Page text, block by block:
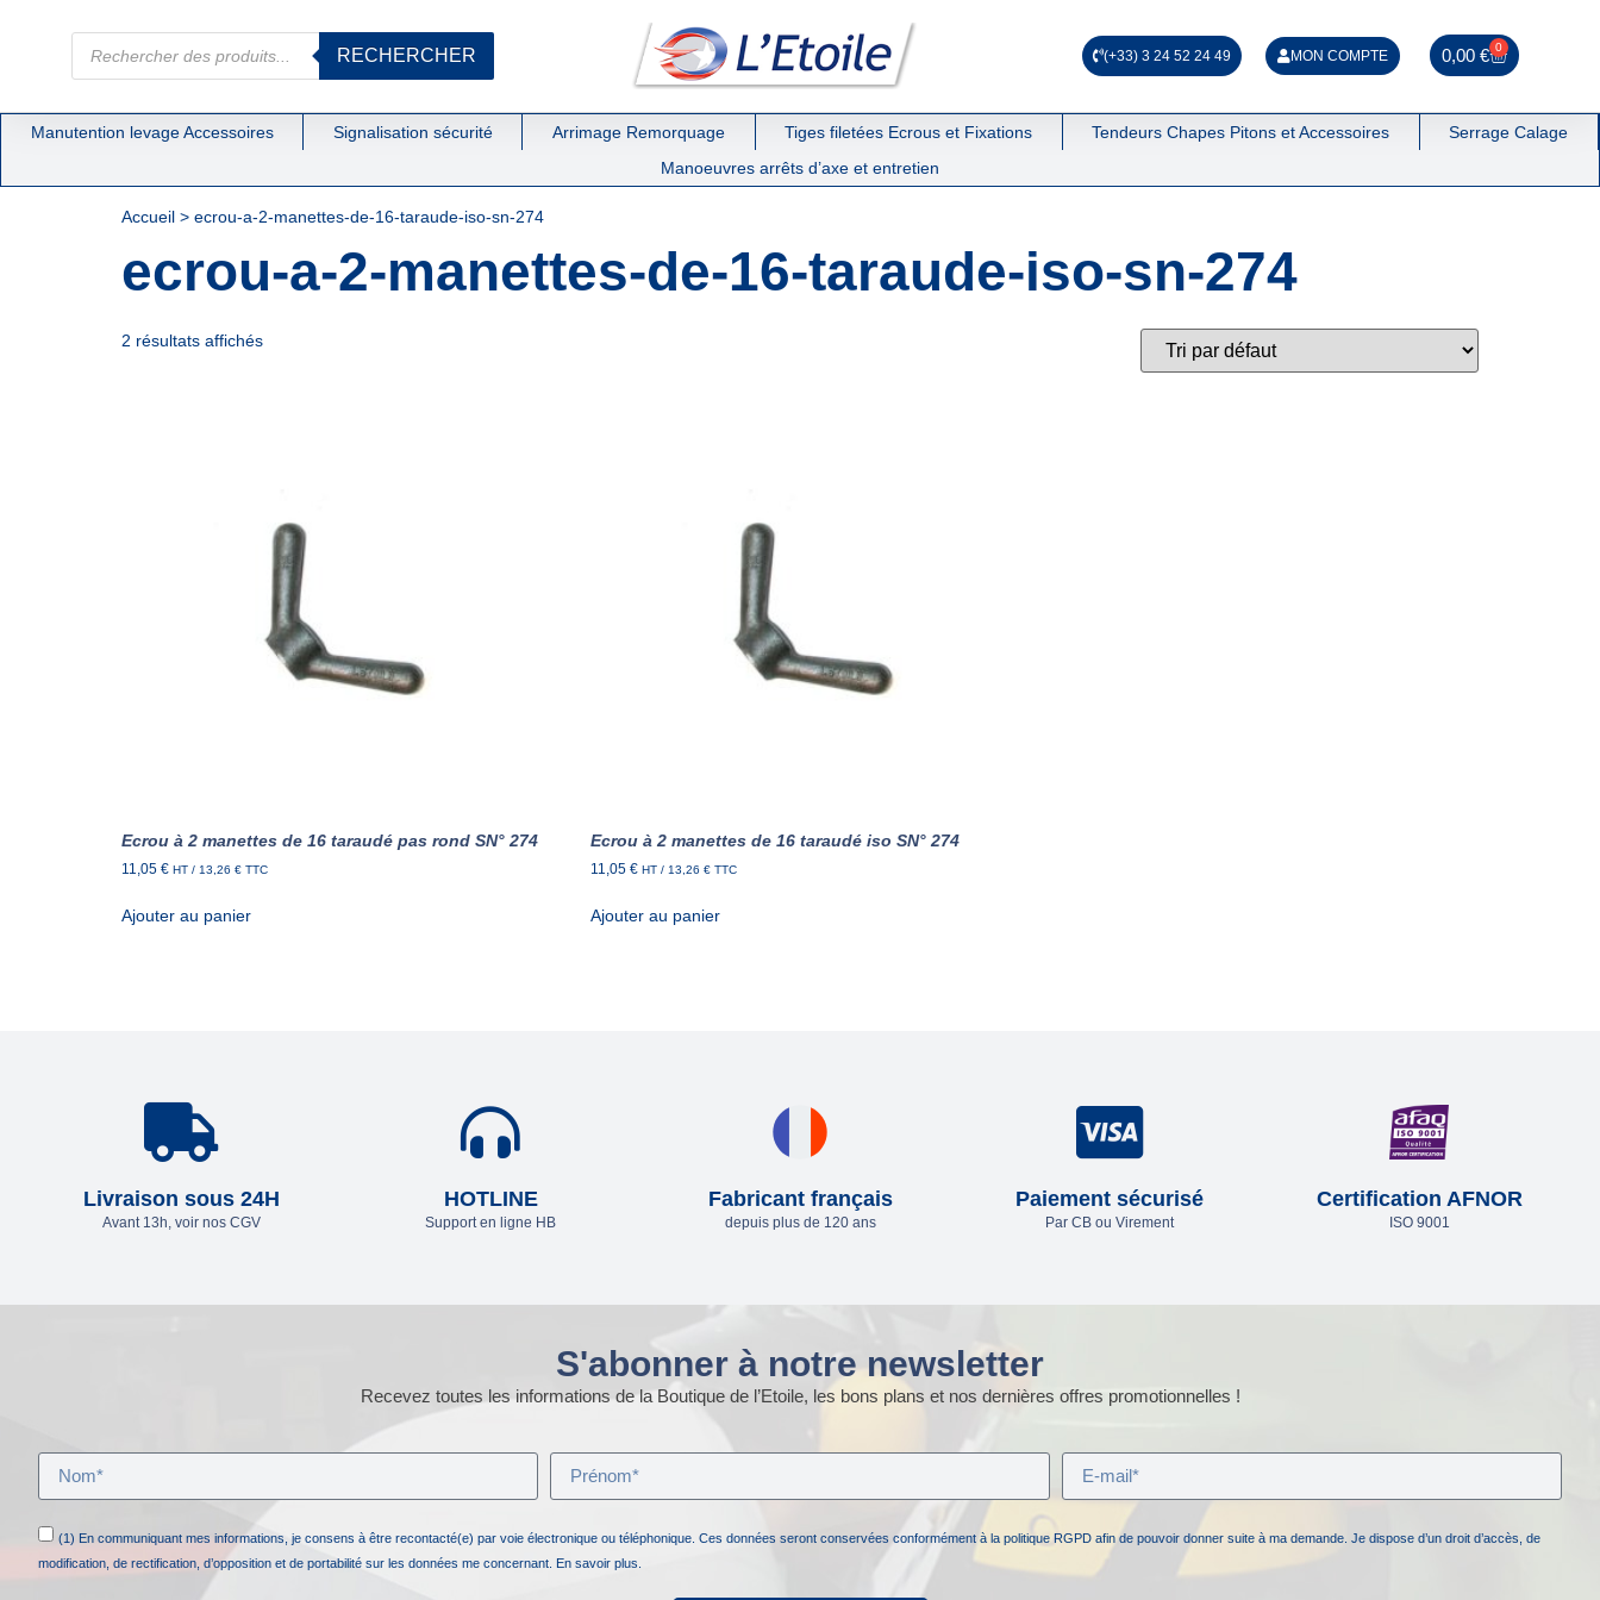
RECHERCHER (+33) 3 24 52 24 49 MON COMPTE 0,00€ 0
Manutention levage Accessoires Signalisation sécurité Arrimage Remorquage Tiges filetées Ecrous et Fixations Tendeurs Chapes Pitons et Accessoires
Serrage Calage
Manoeuvres arrêts d’axe et entretien
Accueil > ecrou-a-2-manettes-de-16-taraude-iso-sn-274
ecrou-a-2-manettes-de-16-taraude-iso-sn-274
2 résultats affichés
Ecrou à 2 manettes de 16 taraudé pas rond SN° 274
11,05 € HT / 13,26 € TTC
Ajouter au panier
Ecrou à 2 manettes de 16 taraudé iso SN° 274
11,05 € HT / 13,26 €TTC
Ajouter au panier
Livraison sous 24H
Avant 13h, voir nos CGV
HOTLINE
Support en ligne HB
Fabricant français
depuis plus de 120 ans
Paiement sécurisé
Par CB ou Virement
Certification AFNOR
ISO 9001
S'abonner à notre newsletter
Recevez toutes les informations de la Boutique de l’Etoile, les bons plans et nos dernières offres promotionnelles !
(1) En communiquant mes informations, je consens à être recontacté(e) par voie électronique ou téléphonique. Ces données seront conservées conformément à la politique RGPD afin de pouvoir donner suite à ma demande. Je dispose d’un droit d’accès, de
modification, de rectification, d’opposition et de portabilité sur les données me concernant. En savoir plus.